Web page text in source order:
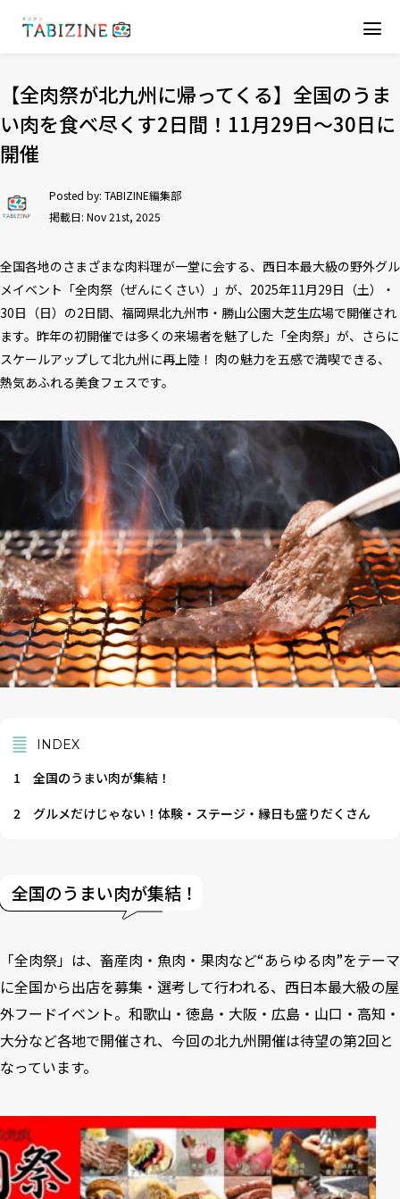
【全肉祭が北九州に帰ってくる】全国のうま
い肉を食べ尽くす2日間！11月29日～30日に
開催
Posted by: TABIZINE編集部
掲載日: Nov 21st, 2025
全国各地のさまざまな肉料理が一堂に会する、西日本最大級の野外グル
メイベント「全肉祭（ぜんにくさい）」が、2025年11月29日（土）・
30日（日）の2日間、福岡県北九州市・勝山公園大芝生広場で開催され
ます。昨年の初開催では多くの来場者を魅了した「全肉祭」が、さらに
スケールアップして北九州に再上陸！ 肉の魅力を五感で満喫できる、
熱気あふれる美食フェスです。
INDEX
1
全国のうまい肉が集結！
2
グルメだけじゃない！体験・ステージ・縁日も盛りだくさん
全国のうまい肉が集結！
「全肉祭」は、畜産肉・魚肉・果肉など“あらゆる肉”をテーマ
に全国から出店を募集・選考して行われる、西日本最大級の屋
外フードイベント。和歌山・徳島・大阪・広島・山口・高知・
大分など各地で開催され、今回の北九州開催は待望の第2回と
なっています。